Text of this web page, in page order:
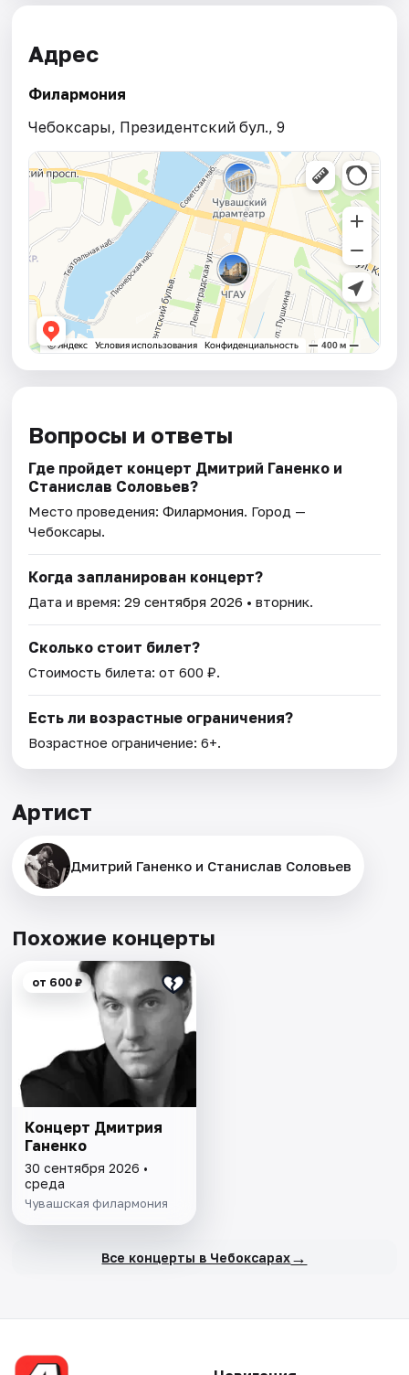
Адрес
Филармония
Чебоксары, Президентский бул., 9
Вопросы и ответы
Где пройдет концерт Дмитрий Ганенко и
Станислав Соловьев?
Место проведения:Филармония. Город —
Чебоксары.
Когда запланирован концерт?
Дата и время:29 сентября 2026 • вторник.
Сколько стоит билет?
Стоимость билета: от 600 ₽.
Есть ли возрастные ограничения?
Возрастное ограничение: 6+.
Артист
Дмитрий Ганенко и Станислав Соловьев
Похожие концерты
от 600 ₽
Концерт Дмитрия
Ганенко
30 сентября 2026 •
среда
Чувашская филармония
Все концерты в Чебоксарах→